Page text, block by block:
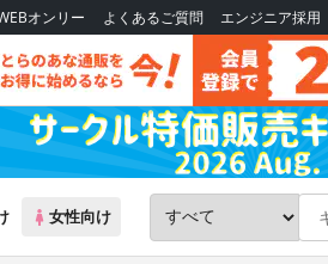
オンリー よくあるご質問 エンジニア採用
女性向け